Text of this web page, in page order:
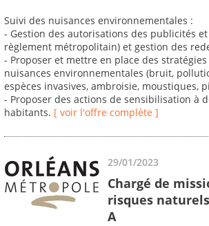
Suivi des nuisances environnementales :
- Gestion des autorisations des publicités
règlement métropolitain) et gestion des
- Proposer et mettre en place des
nuisances environnementales (bruit,
espèces invasives, ambroisie, moustiques,
- Proposer des actions de sensibilisation à
habitants. [ voir l'offre complète ]
29/01/2023
Chargé de
risques
A